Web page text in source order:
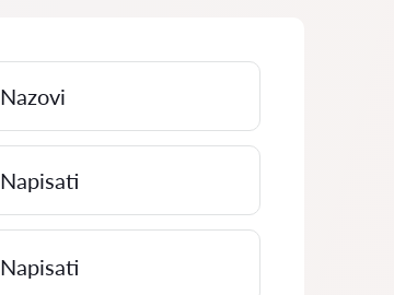
Nazovi
Napisati
Napisati